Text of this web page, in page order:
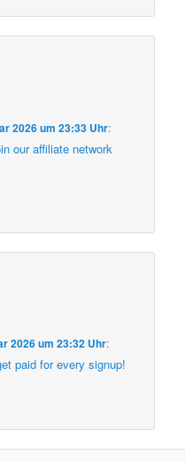
2026 um 23:33 Uhr:
our affiliate network
2026 um 23:32 Uhr:
paid for every signup!